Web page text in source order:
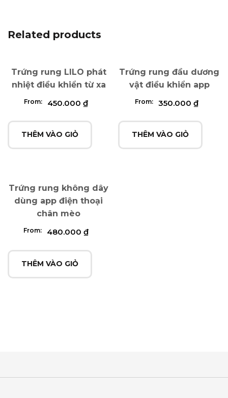
Related products
Trứng rung LILO phát
nhiệt điều khiển từ xa
From: 450.000₫
THÊM VÀO GIỎ
Trứng rung đầu dương
vật điều khiển app
From: 350.000₫
THÊM VÀO GIỎ
Trứng rung không dây
dùng app điện thoại
chân mèo
From: 480.000₫
THÊM VÀO GIỎ